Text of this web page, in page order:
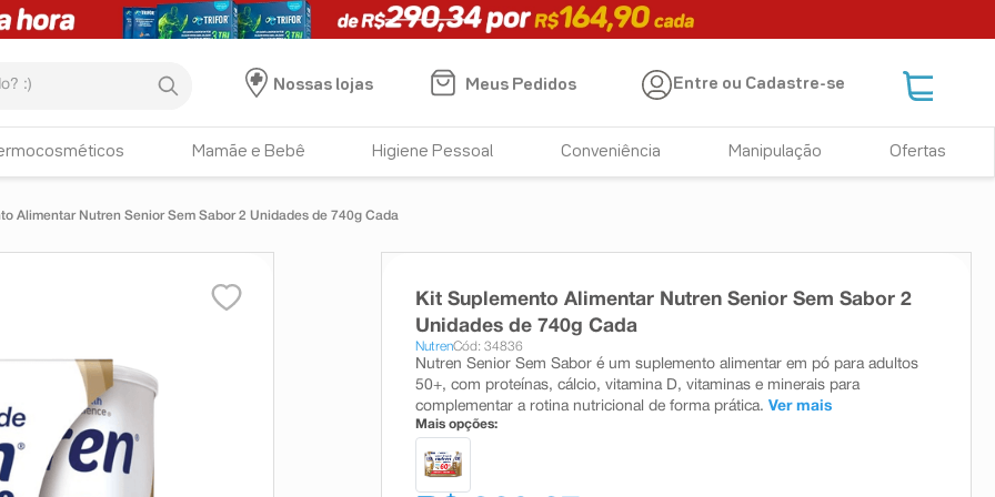
Nossas lojas
Meus Pedidos Entre ou Cadastre-se
Mamãe e Bebê Higiene Pessoal Conveniência Manipulação Ofertas
Alimentar Nutren Senior Sem Sabor 2 Unidades de 740g Cada
Kit Suplemento Alimentar Nutren Senior Sem Sabor 2
Unidades de 740g Cada
NutrenCód: 34836
Nutren Senior Sem Sabor é um suplemento alimentar em pó para adultos
50+, com proteínas, cálcio, vitamina D, vitaminas e minerais para
complementar a rotina nutricional de forma prática. Ver mais
Mais opções: